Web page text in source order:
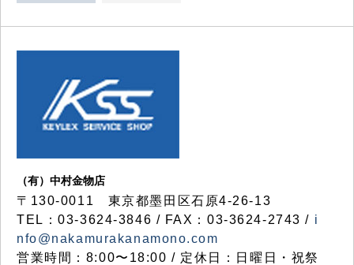
（有）中村金物店
〒130-0011 東京都墨田区石原4-26-13
TEL：03-3624-3846 / FAX：03-3624-2743 / i
nfo@nakamurakanamono.com
営業時間：8:00〜18:00 / 定休日：日曜日・祝祭